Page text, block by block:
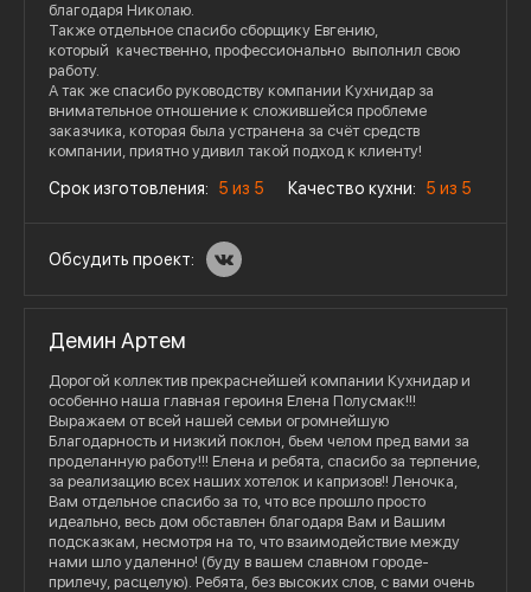
благодаря Николаю.
Также отдельное спасибо сборщику Евгению,
который качественно, профессионально выполнил свою
работу.
А так же спасибо руководству компании Кухнидар за
внимательное отношение к сложившейся проблеме
заказчика, которая была устранена за счёт средств
компании, приятно удивил такой подход к клиенту!
Срок изготовления: 5 из 5 Качество кухни: 5 из 5
Обсудить проект:
Демин Артем
Дорогой коллектив прекраснейшей компании Кухнидар и
особенно наша главная героиня Елена Полусмак!!!
Выражаем от всей нашей семьи огромнейшую
Благодарность и низкий поклон, бьем челом пред вами за
проделанную работу!!! Елена и ребята, спасибо за терпение,
за реализацию всех наших хотелок и капризов!! Леночка,
Вам отдельное спасибо за то, что все прошло просто
идеально, весь дом обставлен благодаря Вам и Вашим
подсказкам, несмотря на то, что взаимодействие между
нами шло удаленно! (буду в вашем славном городе-
прилечу, расцелую). Ребята, без высоких слов, с вами очень